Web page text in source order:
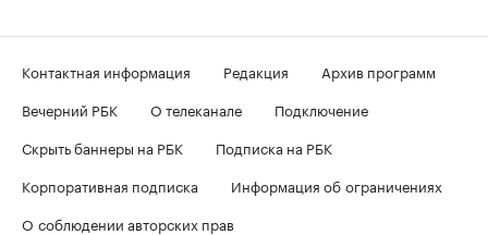
Контактная информация Редакция
Архив программ
Вечерний РБК
О телеканале
Подключение
Скрыть баннеры на РБК
Подписка на РБК
Корпоративная подписка
Информация об ограничениях
О соблюдении авторских прав